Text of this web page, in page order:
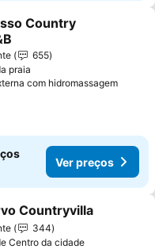
aos favoritos
Country
655
praia
com hidromassagemVer
Ver preços
aos favoritos
Countryvilla
344
Centro da cidade